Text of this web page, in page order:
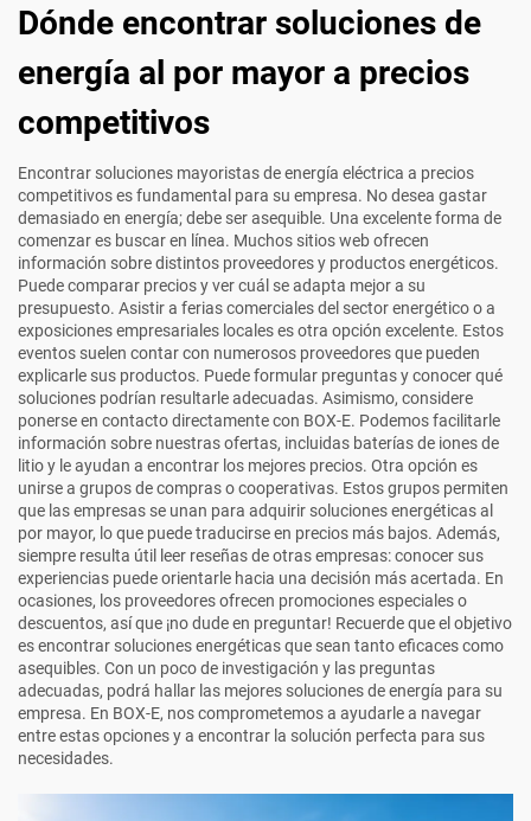
Dónde encontrar soluciones de
energía al por mayor a precios
competitivos
Encontrar soluciones mayoristas de energía eléctrica a precios
competitivos es fundamental para su empresa. No desea gastar
demasiado en energía; debe ser asequible. Una excelente forma de
comenzar es buscar en línea. Muchos sitios web ofrecen
información sobre distintos proveedores y productos energéticos.
Puede comparar precios y ver cuál se adapta mejor a su
presupuesto. Asistir a ferias comerciales del sector energético o a
exposiciones empresariales locales es otra opción excelente. Estos
eventos suelen contar con numerosos proveedores que pueden
explicarle sus productos. Puede formular preguntas y conocer qué
soluciones podrían resultarle adecuadas. Asimismo, considere
ponerse en contacto directamente con BOX-E. Podemos facilitarle
información sobre nuestras ofertas, incluidas baterías de iones de
litioy le ayudan a encontrar los mejores precios. Otra opción es
unirse a grupos de compras o cooperativas. Estos grupos permiten
que las empresas se unan para adquirir soluciones energéticas al
por mayor, lo que puede traducirse en precios más bajos. Además,
siempre resulta útil leer reseñas de otras empresas: conocer sus
experiencias puede orientarle hacia una decisión más acertada. En
ocasiones, los proveedores ofrecen promociones especiales o
descuentos, así que ¡no dude en preguntar! Recuerde que el objetivo
es encontrar soluciones energéticas que sean tanto eficaces como
asequibles. Con un poco de investigación y las preguntas
adecuadas, podrá hallar las mejores soluciones de energía para su
empresa. En BOX-E, nos comprometemos a ayudarle a navegar
entre estas opciones y a encontrar la solución perfecta para sus
necesidades.